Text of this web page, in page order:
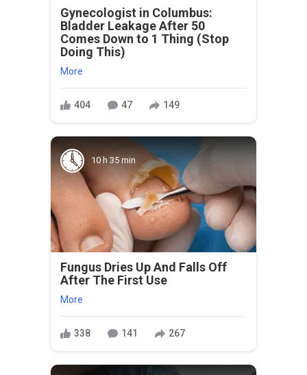
Gynecologist in Columbus:
Bladder Leakage After 50
Comes Down to 1 Thing (Stop
Doing This)
More
404 47 149
10 h 35 min
Fungus Dries Up And Falls Off
After The First Use
More
338 141 267